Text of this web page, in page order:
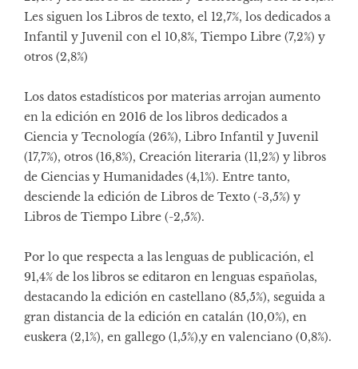
Les siguen los Libros de texto, el 12,7%, los dedicados a
Infantil y Juvenil con el 10,8%, Tiempo Libre (7,2%) y
otros (2,8%)
Los datos estadísticos por materias arrojan aumento
en la edición en 2016 de los libros dedicados a
Ciencia y Tecnología (26%), Libro Infantil y Juvenil
(17,7%), otros (16,8%), Creación literaria (11,2%) y libros
de Ciencias y Humanidades (4,1%). Entre tanto,
desciende la edición de Libros de Texto (-3,5%) y
Libros de Tiempo Libre (-2,5%).
Por lo que respecta a las lenguas de publicación, el
91,4% de los libros se editaron en lenguas españolas,
destacando la edición en castellano (85,5%), seguida a
gran distancia de la edición en catalán (10,0%), en
euskera (2,1%), en gallego (1,5%),y en valenciano (0,8%).